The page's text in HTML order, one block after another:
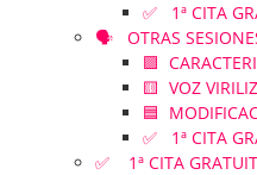
✅ 1ª CITA
🗣️ OTRAS
🟪
🟨 VOZ
🟦
✅ 1ª CITA
✅ 1ª CITA